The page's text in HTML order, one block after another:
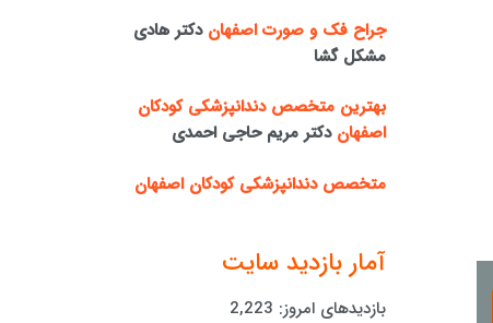
جراح فک و صورت اصفهان دکتر هادی
مشکل گشا
بهترین متخصص دندانپزشکی کودکان
اصفهان دکتر مریم حاجی احمدی
متخصص دندانپزشکی کودکان اصفهان
آمار بازدید سایت
بازدیدهای امروز: 2,223